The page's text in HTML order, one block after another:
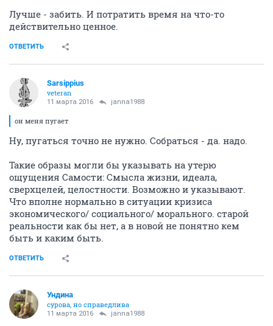
Лучше - забить. И потратить время на что-то
действительно ценное.
ОТВЕТИТЬ
Sarsippius
veteran
11 марта 2016 janna1988
он меня пугает
Ну, пугаться точно не нужно. Собраться - да. надо.
Такие образы могли бы указывать на утерю
ощущения Самости: Смысла жизни, идеала,
сверхцелей, целостности. Возможно и указывают.
Что вполне нормально в ситуации кризиса
экономического/ социального/ морального. старой
реальности как бы нет, а в новой не понятно кем
быть и каким быть.
ОТВЕТИТЬ
Ундинa
сурова, но справедлива
11 марта 2016 janna1988